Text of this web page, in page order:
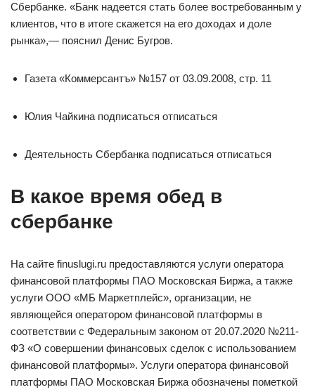
Сбербанке. «Банк надеется стать более востребованным у
клиентов, что в итоге скажется на его доходах и доле
рынка»,— пояснил Денис Бугров.
Газета «Коммерсантъ» №157 от 03.09.2008, стр. 11
Юлия Чайкина подписаться отписаться
Деятельность Сбербанка подписаться отписаться
В какое время обед в
сбербанке
На сайте finuslugi.ru предоставляются услуги оператора
финансовой платформы ПАО Московская Биржа, а также
услуги ООО «МБ Маркетплейс», организации, не
являющейся оператором финансовой платформы в
соответствии с Федеральным законом от 20.07.2020 №211-
ФЗ «О совершении финансовых сделок с использованием
финансовой платформы». Услуги оператора финансовой
платформы ПАО Московская Биржа обозначены пометкой